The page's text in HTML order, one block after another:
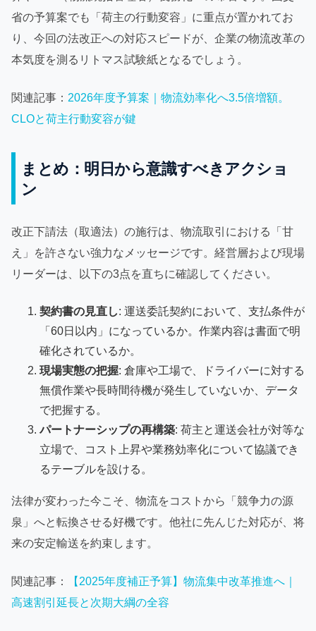
省の予算案でも「荷主の行動変容」に重点が置かれてお
り、今回の法改正への対応スピードが、企業の物流改革の
本気度を測るリトマス試験紙となるでしょう。
関連記事： 2026年度予算案｜物流効率化へ3.5倍増額。
CLOと荷主行動変容が鍵
まとめ：明日から意識すべきアクショ
ン
改正下請法（取適法）の施行は、物流取引における「甘
え」を許さない強力なメッセージです。経営層および現場
リーダーは、以下の3点を直ちに確認してください。
契約書の見直し: 運送委託契約において、支払条件が
「60日以内」になっているか。作業内容は書面で明
確化されているか。
現場実態の把握: 倉庫や工場で、ドライバーに対する
無償作業や長時間待機が発生していないか、データ
で把握する。
パートナーシップの再構築: 荷主と運送会社が対等な
立場で、コスト上昇や業務効率化について協議でき
るテーブルを設ける。
法律が変わった今こそ、物流をコストから「競争力の源
泉」へと転換させる好機です。他社に先んじた対応が、将
来の安定輸送を約束します。
関連記事：
【2025年度補正予算】物流集中改革推進へ｜
高速割引延長と次期大綱の全容